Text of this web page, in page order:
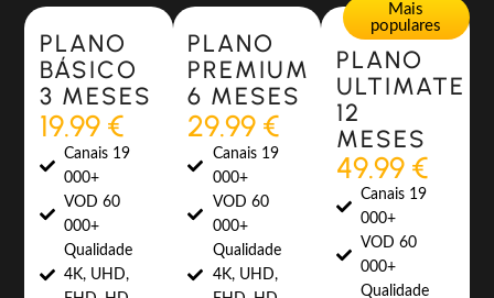
Most Popular
PLANO
BÁSICO
3 MESES
19.99 €
Canais 19
000+
VOD 60
000+
Qualidade
4K, UHD,
Most Popular
PLANO
PREMIUM
6 MESES
29.99 €
Canais 19
000+
VOD 60
000+
Qualidade
4K, UHD,
Mais
populares
PLANO
ULTIMATE
12
MESES
49.99 €
Canais 19
000+
VOD 60
000+
Qualidade